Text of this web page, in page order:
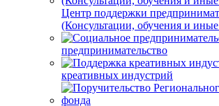
Центр поддержки
(Консультации, обучения и
предпринимательство
креативных индустрий